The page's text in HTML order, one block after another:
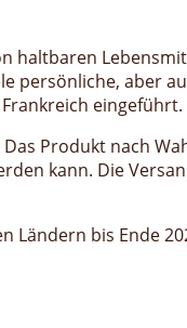
haltbaren
persönliche, aber
eingeführt.
Produkt nach
kann. Die
bis Ende